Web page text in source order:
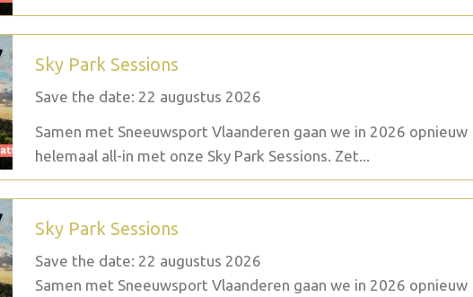
Sky Park Sessions
Save the date: 22 augustus 2026
Samen met Sneeuwsport Vlaanderen gaan we in 2026 opnieuw
helemaal all-in met onze Sky Park Sessions. Zet...
Sky Park Sessions
Save the date: 22 augustus 2026
Samen met Sneeuwsport Vlaanderen gaan we in 2026 opnieuw